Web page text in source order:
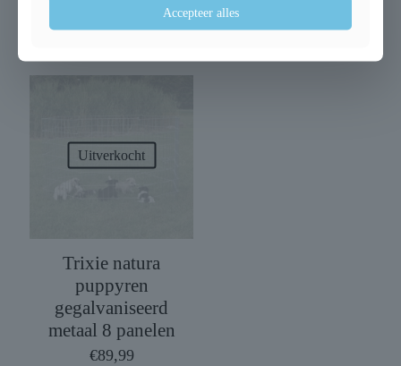
€49,99
Uitverkocht
Trixie natura
puppyren
gegalvaniseerd
metaal 8 panelen
€89,99
Accepteer alles